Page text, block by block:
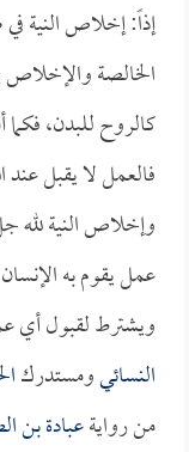
إذاً: إخلاص النية
الخالصة والإخلاص
كالروح للبدن، فكما
فالعمل لا يقبل
وإخلاص النية لله
عمل يقوم به
ويشترط لقبول أي
النسائيومستدرك
من روايةعبادة بن